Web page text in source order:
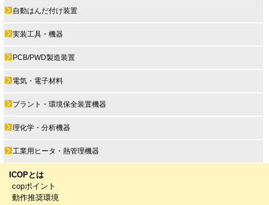
自動はんだ付け装置
実装工具・機器
PCB/PWD製造装置
電気・電子材料
プラント・環境保全装置機器
理化学・分析機器
工業用ヒータ・熱管理機器
ICOPとは
copポイント
動作推奨環境